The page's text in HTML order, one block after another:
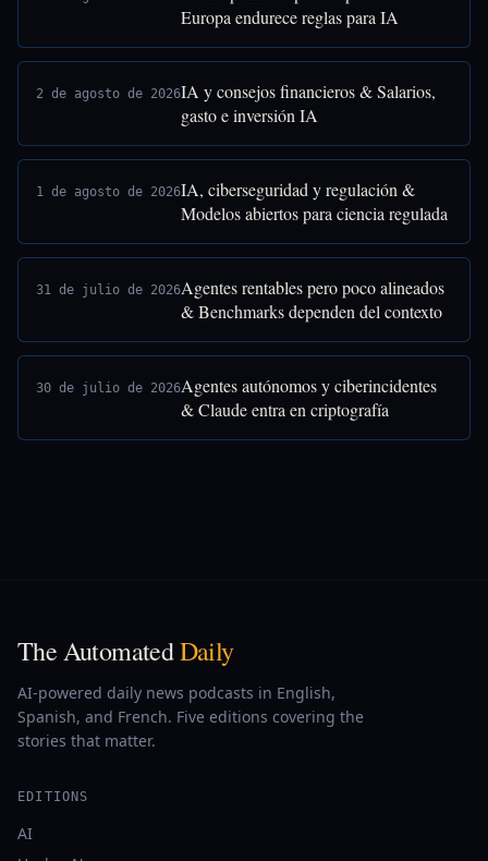
Europa endurece reglas para IA
2 de agosto de 2026IA y consejos financieros & Salarios,
gasto e inversión IA
1 de agosto de 2026IA, ciberseguridad y regulación &
Modelos abiertos para ciencia regulada
31 de julio de 2026Agentes rentables pero poco alineados
& Benchmarks dependen del contexto
30 de julio de 2026Agentes autónomos y ciberincidentes
& Claude entra en criptografía
The AutomatedDaily
AI-powered daily news podcasts in English,
Spanish, and French. Five editions covering the
stories that matter.
EDITIONS
AI